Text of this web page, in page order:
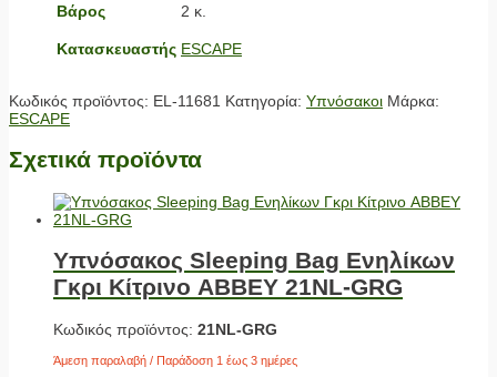
Βάρος
2 κ.
Κατασκευαστής ESCAPE
Κωδικός προϊόντος: EL-11681 Κατηγορία: Υπνόσακοι Μάρκα:
ESCAPE
Σχετικά προϊόντα
Υπνόσακος Sleeping Bag Eνηλίκων
Γκρι Κίτρινο ABBEY 21NL-GRG
Κωδικός προϊόντος: 21NL-GRG
Άμεση παραλαβή / Παράδοση 1 έως 3 ημέρες